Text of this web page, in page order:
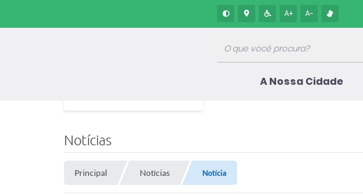
A+ A-
A Nossa Cidade
Notícias
Principal Notícias Notícia